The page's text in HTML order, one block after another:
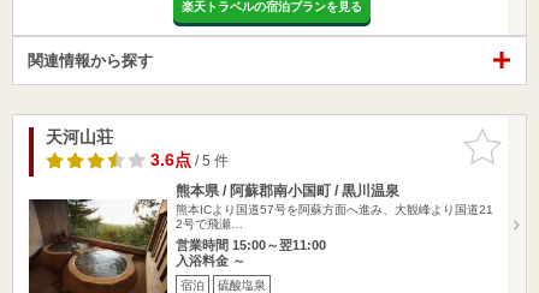
楽天トラベルの宿泊プランを見る
関連情報から探す
お気に入
りに追加
天河山荘
3.6点/ 5 件
熊本県 / 阿蘇郡南小国町 / 黒川温泉
熊本ICより国道57号を阿蘇方面へ進み、大観峰より国道21
2号で飛瀬…
営業時間 15:00～翌11:00
入浴料金 ～
宿泊 硫酸塩泉